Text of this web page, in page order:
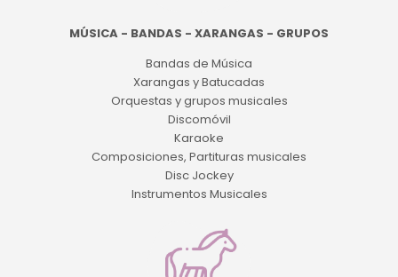
MÚSICA - BANDAS - XARANGAS - GRUPOS
Bandas de Música
Xarangas y Batucadas
Orquestas y grupos musicales
Discomóvil
Karaoke
Composiciones, Partituras musicales
Disc Jockey
Instrumentos Musicales